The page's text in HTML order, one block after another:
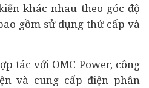
​​khác nhau theo góc độ
gồm sử dụng thứ cấp và
tác với OMC Power, công
và cung cấp điện phân